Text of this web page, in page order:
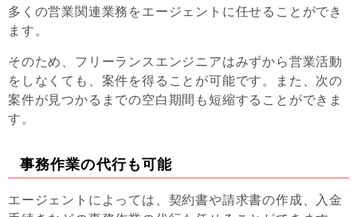
多くの営業関連業務をエージェントに任せることができ
ます。
そのため、フリーランスエンジニアはみずから営業活動
をしなくても、案件を得ることが可能です。また、次の
案件が見つかるまでの空白期間も短縮することができま
す。
事務作業の代行も可能
エージェントによっては、契約書や請求書の作成、入金